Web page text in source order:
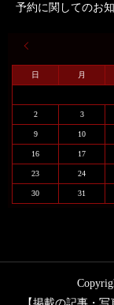
予約に関してのお
日 月
2 3
9 10
16 17
23 24
30 31